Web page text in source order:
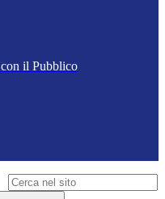
il Pubblico